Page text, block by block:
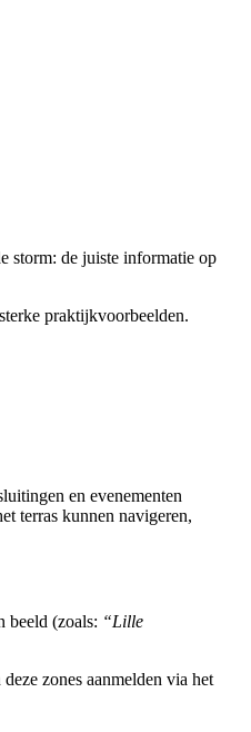
storm: de juiste informatie op
praktijkvoorbeelden.
en evenementen
terras kunnen navigeren,
beeld (zoals: “Lille
zones aanmelden via het